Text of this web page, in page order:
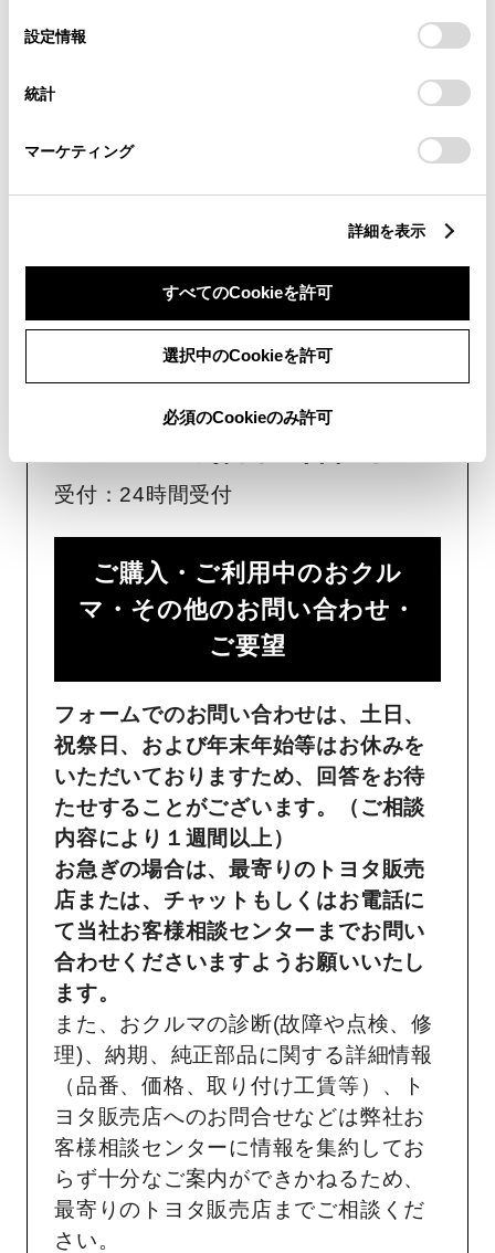
デバイスにすべてのCookie(クッキー)が保存されることに同
意したことになります。Cookie(クッキー)のオプトアウト、
設定の変更、同意を撤回したりするにあたっては、当社の
「Cookie（クッキー）情報の取り扱いについて
」をご覧くだ
設定情報
統計
マーケティング
詳細を表示
すべてのCookieを許可
選択中のCookieを許可
必須のCookieのみ許可
受付：10:00～18:00
画面右下の
い。
チャットでのお問い合わせはお待たせ
時間が少なくご案内が可能です。
受付：24時間受付
ご購入・ご利用中のおクル
マ・その他のお問い合わせ・
ご要望​
フォームでのお問い合わせは、土日、
祝祭日、および年末年始等はお休みを
いただいておりますため、回答をお待
たせすることがございます。（ご相談
内容により１週間以上）
お急ぎの場合は、最寄りのトヨタ販売
店または、チャットもしくはお電話に
て当社お客様相談センターまでお問い
合わせくださいますようお願いいたし
ます。
また、おクルマの診断(故障や点検、修
理)、納期、純正部品に関する詳細情報
（品番、価格、取り付け工賃等）、ト
ヨタ販売店へのお問合せなどは弊社お
客様相談センターに情報を集約してお
らず十分なご案内ができかねるため、
最寄りのトヨタ販売店までご相談くだ
さい。